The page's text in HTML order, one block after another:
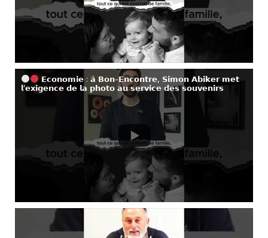
𝗘𝗰𝗼𝗻𝗼𝗺𝗶𝗲 : 𝗮̀ 𝗕𝗼𝗻-𝗘𝗻𝗰𝗼𝗻𝘁𝗿𝗲, 𝗦𝗶𝗺𝗼𝗻 𝗔𝗯𝗶𝗸𝗲𝗿 𝗺𝗲𝘁
𝗹’𝗲𝘅𝗶𝗴𝗲𝗻𝗰𝗲 𝗱𝗲 𝗹𝗮 𝗽𝗵𝗼𝘁𝗼 𝗮𝘂 𝘀𝗲𝗿𝘃𝗶𝗰𝗲 𝗱𝗲𝘀 𝘀𝗼𝘂𝘃𝗲𝗻𝗶𝗿𝘀